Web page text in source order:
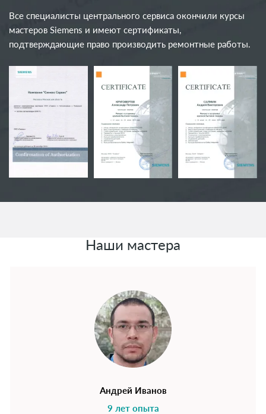
Все специалисты центрального сервиса окончили курсы
мастеров Siemens и имеют сертификаты,
подтверждающие право производить ремонтные работы.
Наши мастера
Андрей Иванов
9 лет опыта